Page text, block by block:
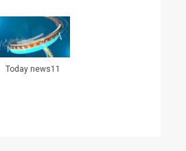
Today news11